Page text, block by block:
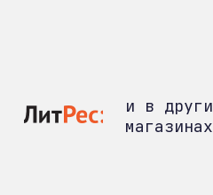
и в
магазинах